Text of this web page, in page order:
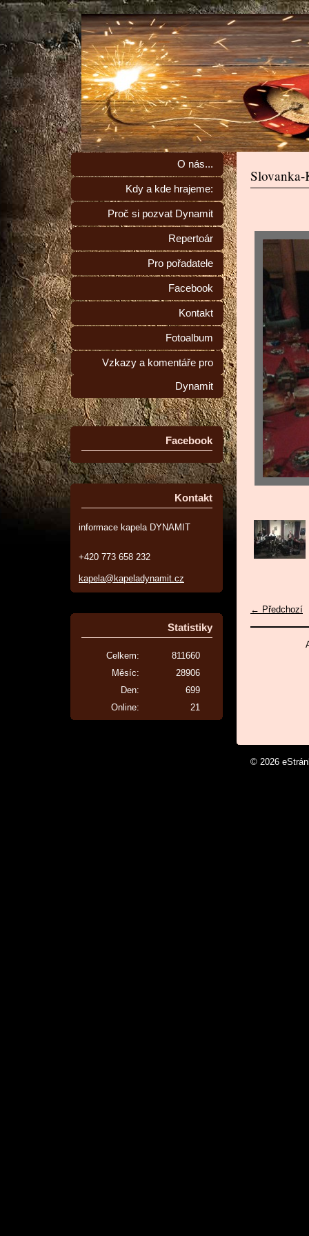
O nás...
Kdy a kde hrajeme:
Proč si pozvat Dynamit
Repertoár
Pro pořadatele
Facebook
Kontakt
Fotoalbum
Vzkazy a komentáře pro
Dynamit
Facebook
Kontakt
informace kapela DYNAMIT
+420 773 658 232
kapela@kapeladynamit.cz
Statistiky
Online: 21
Celkem:
811660
Měsíc:
28906
Den:
699
← Předchozí
© 2026